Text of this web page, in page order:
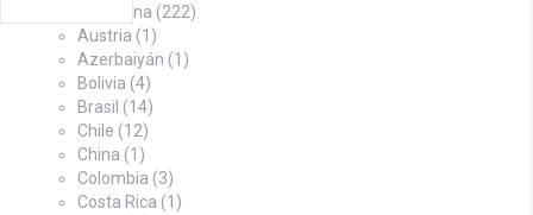
Argentina (222)
Austria (1)
Azerbaiyán (1)
Bolivia (4)
Brasil (14)
Chile (12)
China (1)
Colombia (3)
Costa Rica (1)